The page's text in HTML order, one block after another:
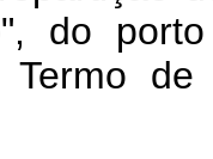
do
de